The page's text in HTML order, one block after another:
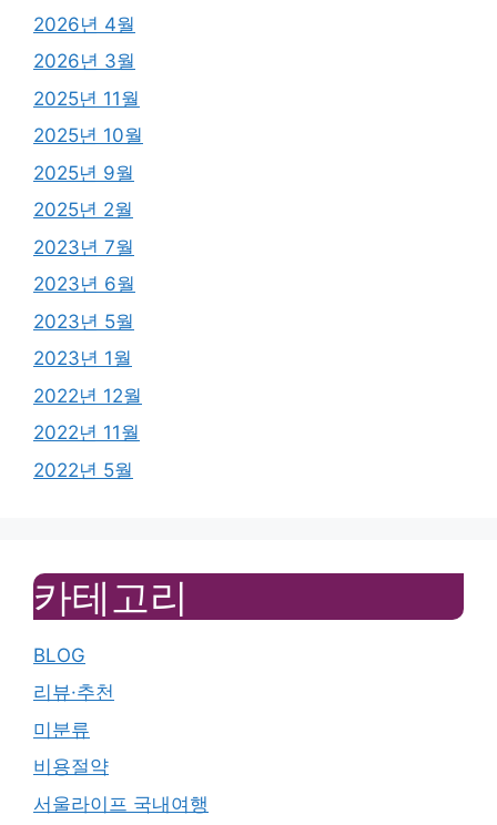
2026년 4월
2026년 3월
2025년 11월
2025년 10월
2025년 9월
2025년 2월
2023년 7월
2023년 6월
2023년 5월
2023년 1월
2022년 12월
2022년 11월
2022년 5월
카테고리
BLOG
리뷰·추천
미분류
비용절약
서울라이프 국내여행